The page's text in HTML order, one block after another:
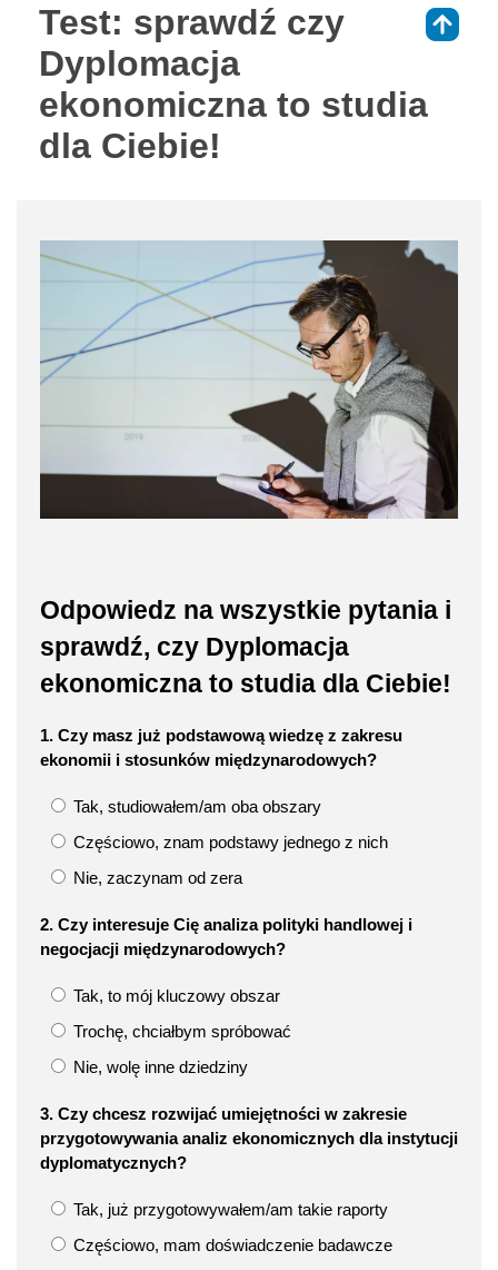
Test: sprawdź czy
Dyplomacja
ekonomiczna to studia
dla Ciebie!
Odpowiedz na wszystkie pytania i
sprawdź, czy Dyplomacja
ekonomiczna to studia dla Ciebie!
1. Czy masz już podstawową wiedzę z zakresu
ekonomii i stosunków międzynarodowych?
Tak, studiowałem/am oba obszary
Częściowo, znam podstawy jednego z nich
Nie, zaczynam od zera
2. Czy interesuje Cię analiza polityki handlowej i
negocjacji międzynarodowych?
Tak, to mój kluczowy obszar
Trochę, chciałbym spróbować
Nie, wolę inne dziedziny
3. Czy chcesz rozwijać umiejętności w zakresie
przygotowywania analiz ekonomicznych dla instytucji
dyplomatycznych?
Tak, już przygotowywałem/am takie raporty
Częściowo, mam doświadczenie badawcze